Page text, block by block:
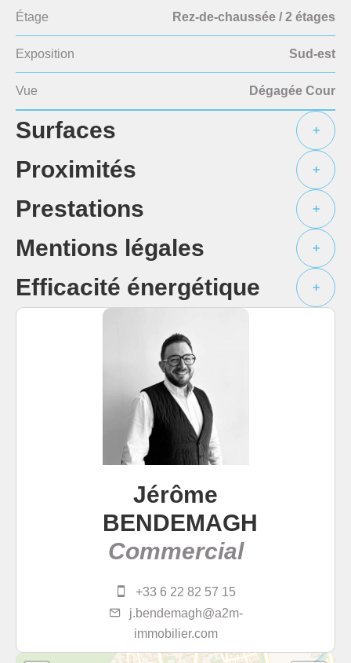
Étage Rez-de-chaussée / 2 étages
Exposition Sud-est
Vue Dégagée Cour
Surfaces +
Proximités +
Prestations +
Mentions légales +
Efficacité énergétique +
Jérôme
BENDEMAGH
Commercial
+33 6 22 82 57 15
j.bendemagh@a2m-
immobilier.com